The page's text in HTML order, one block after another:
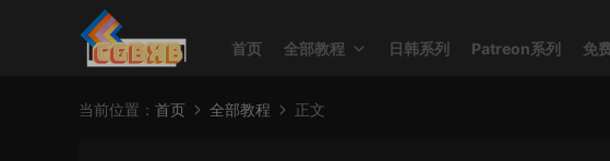
首页 全部教程 日韩系列 Patreon系列 免
当前位置： 首页 全部教程 正文